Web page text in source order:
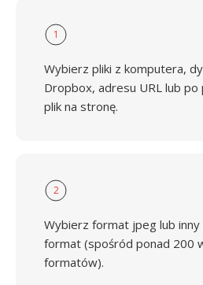
1
Wybierz pliki z komputera,
Dropbox, adresu URL lub
plik na stronę.
2
Wybierz format jpeg lub
format (spośród ponad 200
formatów).